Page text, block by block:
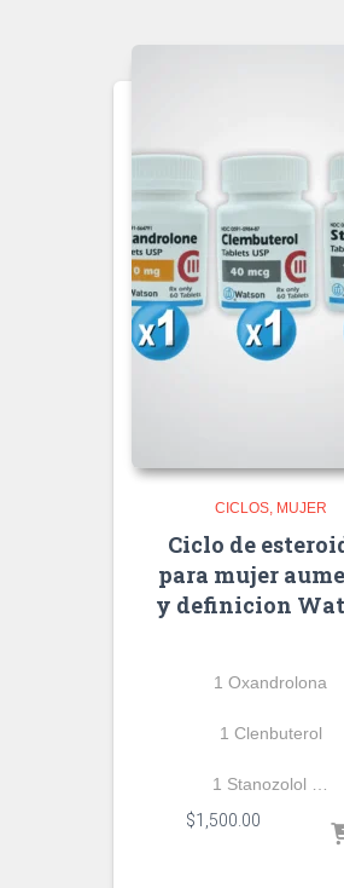
CICLOS MUJER
Ciclo de
para mujer
y definicion
1 Oxandrolona
1 Clenbuterol
1 Stanozolol …
$1,500.00